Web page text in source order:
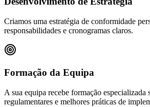
Criamos uma estratégia de conformidade
responsabilidades e cronogramas claros.
Formação da Equipa
A sua equipa recebe formação especializada
regulamentares e melhores práticas de